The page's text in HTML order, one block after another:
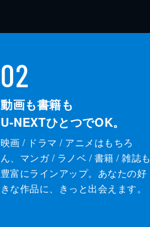
02
動画も書籍も
U-NEXTひとつでOK。
映画 / ドラマ / アニメはもちろ
ん、マンガ / ラノベ / 書籍 / 雑誌も
豊富にラインアップ。あなたの好
きな作品に、きっと出会えます。